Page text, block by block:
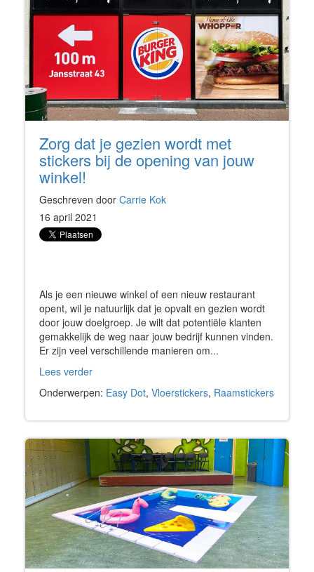
Zorg dat je gezien wordt met
stickers bij de opening van jouw
winkel!
Geschreven door Carrie Kok
16 april 2021
Als je een nieuwe winkel of een nieuw restaurant
opent, wil je natuurlijk dat je opvalt en gezien wordt
door jouw doelgroep. Je wilt dat potentiële klanten
gemakkelijk de weg naar jouw bedrijf kunnen vinden.
Er zijn veel verschillende manieren om...
Lees verder
Onderwerpen: Easy Dot, Vloerstickers, Raamstickers